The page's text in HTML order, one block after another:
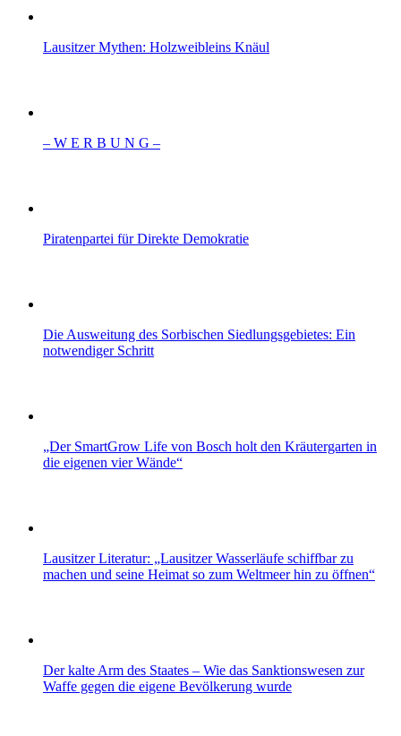
Lausitzer Mythen: Holzweibleins Knäul
– W Ε R Β U Ν G –
Piratenpartei für Direkte Demokratie
Die Ausweitung des Sorbischen Siedlungsgebietes: Ein
notwendiger Schritt
„Der SmartGrow Life von Bosch holt den Kräutergarten in
die eigenen vier Wände“
Lausitzer Literatur: „Lausitzer Wasserläufe schiffbar zu
machen und seine Heimat so zum Weltmeer hin zu öffnen“
Der kalte Arm des Staates – Wie das Sanktionswesen zur
Waffe gegen die eigene Bevölkerung wurde